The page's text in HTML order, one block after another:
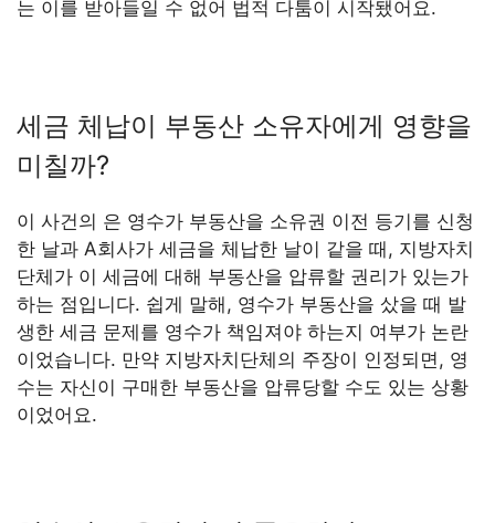
는 이를 받아들일 수 없어 법적 다툼이 시작됐어요.
세금 체납이 부동산 소유자에게 영향을
미칠까?
이 사건의 은 영수가 부동산을 소유권 이전 등기를 신청
한 날과 A회사가 세금을 체납한 날이 같을 때, 지방자치
단체가 이 세금에 대해 부동산을 압류할 권리가 있는가
하는 점입니다. 쉽게 말해, 영수가 부동산을 샀을 때 발
생한 세금 문제를 영수가 책임져야 하는지 여부가 논란
이었습니다. 만약 지방자치단체의 주장이 인정되면, 영
수는 자신이 구매한 부동산을 압류당할 수도 있는 상황
이었어요.